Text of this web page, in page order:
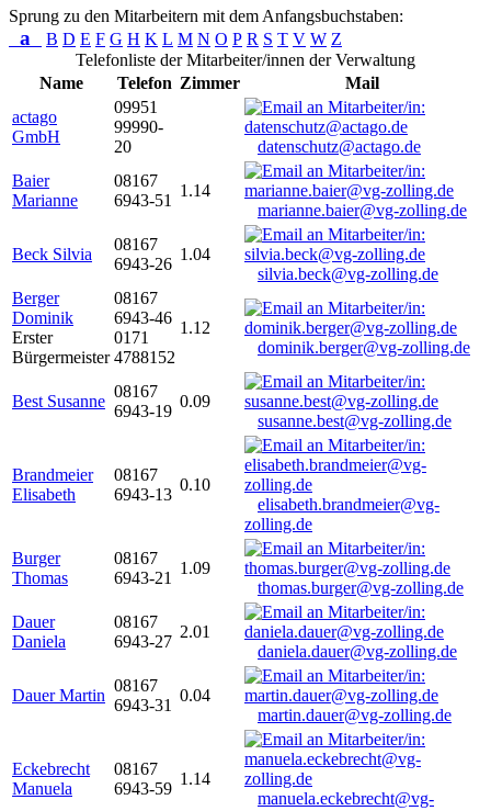
Sprung zu den Mitarbeitern mit dem Anfangsbuchstaben:
a B D E F G H K L M N O P R S T V W Z
Telefonliste der Mitarbeiter/innen der Verwaltung
Name
Telefon Zimmer
Mail
actago
GmbH
09951
99990-
20
datenschutz@actago.de
Baier
Marianne
08167
6943-51
1.14
marianne.baier@vg-zolling.de
Beck Silvia
08167
6943-26
1.04
silvia.beck@vg-zolling.de
Berger
Dominik
Erster
Bürgermeister
08167
6943-46
0171
4788152
1.12
dominik.berger@vg-zolling.de
Best Susanne
08167
6943-19
0.09
susanne.best@vg-zolling.de
Brandmeier
Elisabeth
08167
6943-13
0.10
elisabeth.brandmeier@vg-
zolling.de
Burger
Thomas
08167
6943-21
1.09
thomas.burger@vg-zolling.de
Dauer
Daniela
08167
6943-27
2.01
daniela.dauer@vg-zolling.de
Dauer Martin
08167
6943-31
0.04
martin.dauer@vg-zolling.de
Eckebrecht
Manuela
08167
6943-59
1.14
manuela.eckebrecht@vg-